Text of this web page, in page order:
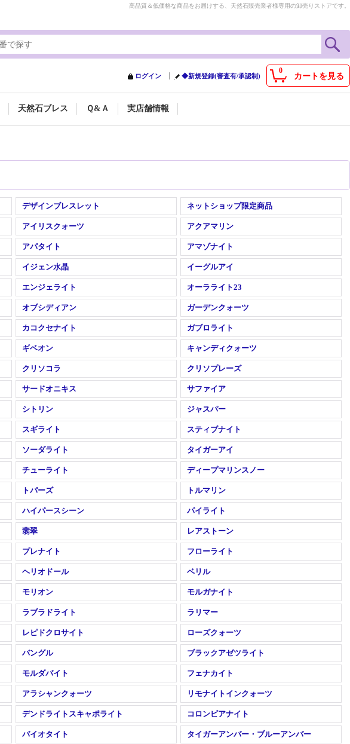
高品質＆低価格な商品をお届けする、天然石販売業者様専用の卸売りストアです。
0
カートを見る
ログイン ◆新規登録(審査有/承認制)
天然石ブレス Ｑ&Ａ 実店舗情報
デザインブレスレット ネットショップ限定商品
アイリスクォーツ アクアマリン
アパタイト アマゾナイト
イジェン水晶 イーグルアイ
エンジェライト オーラライト23
オブシディアン ガーデンクォーツ
カコクセナイト ガブロライト
ギベオン キャンディクォーツ
クリソコラ クリソプレーズ
サードオニキス サファイア
シトリン ジャスパー
スギライト スティブナイト
ソーダライト タイガーアイ
チューライト ディープマリンスノー
トパーズ トルマリン
ハイパースシーン パイライト
翡翠 レアストーン
プレナイト フローライト
ヘリオドール ベリル
モリオン モルガナイト
ラブラドライト ラリマー
レピドクロサイト ローズクォーツ
バングル ブラックアゼツライト
モルダバイト フェナカイト
アラシャンクォーツ リモナイトインクォーツ
デンドライトスキャポライト コロンビアナイト
バイオタイト タイガーアンバー・ブルーアンバー